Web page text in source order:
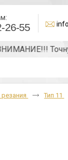
26-55 info
Точную
Тип 11